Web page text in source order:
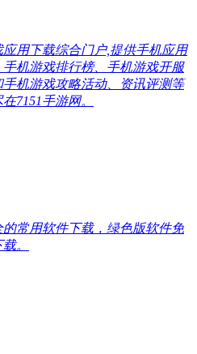
应用下载综合门户,提供手机应用
机游戏排行榜、手机游戏开服
机游戏攻略活动、资讯评测等
7151手游网。
常用软件下载，绿色版软件免
。